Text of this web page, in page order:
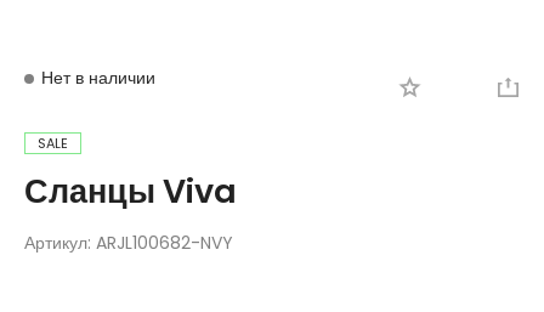
Нет в наличии
SALE
Сланцы Viva
Артикул: ARJL100682-NVY